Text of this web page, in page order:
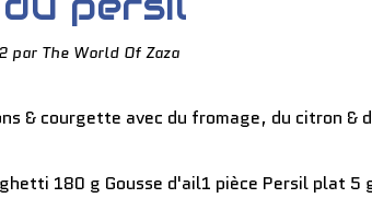
par The World Of Zaza
180 g Gousse d'ail1 pièce Persil plat 5